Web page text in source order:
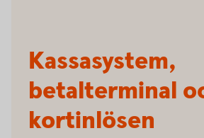
Kassasystem,
betalterminal
kortinlösen